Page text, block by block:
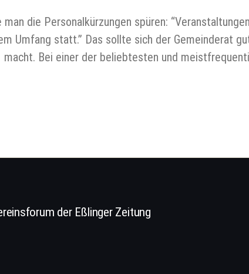
die Personalkürzungen spüren:
Umfang statt.” Das sollte sich der Gemeinderat
macht. Bei einer der beliebtesten und
der Eßlinger Zeitung